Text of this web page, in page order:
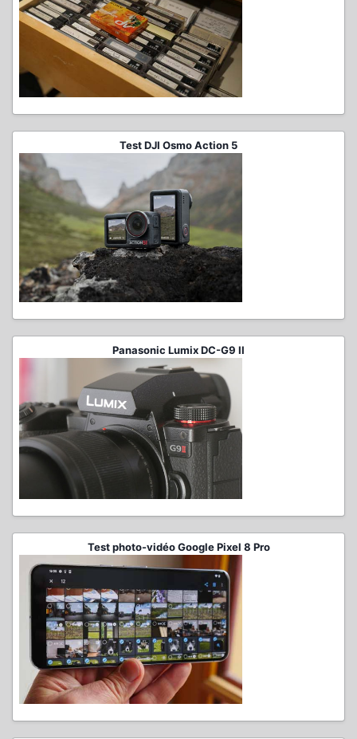
Test DJI Osmo Action 5
Panasonic Lumix DC-G9 II
Test photo-vidéo Google Pixel 8 Pro